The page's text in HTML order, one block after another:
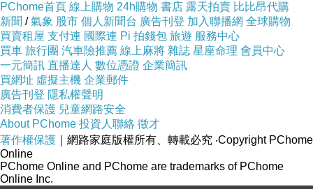
)
PChome首頁 線上購物 24h購物 書店 露天拍賣 比比昂代購
新聞 /氣象 股市 個人新聞台 廣告刊登 加入聯播網 全球購物
買賣租屋 支付連 國際連 Pi 拍錢包 旅遊 服務中心
買車 旅行團 汽車險推薦 線上麻將 雜誌 星座命理 會員中心
一元簡訊 直播達人 數位憑證 企業簡訊
買網址 虛擬主機 企業郵件
廣告刊登 隱私權聲明
消費者保護 兒童網路安全
About PChome 投資人聯絡 徵才
著作權保護 ｜網路家庭版權所有、轉載必究 ‧Copyright PChome
Online
PChome Online and PChome are trademarks of PChome
Online Inc.